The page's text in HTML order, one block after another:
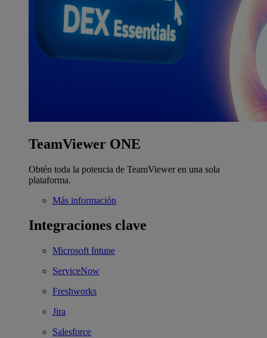
TeamViewer ONE
Obtén toda la potencia de TeamViewer en una sola
plataforma.
Más información
Integraciones clave
Microsoft Intune
ServiceNow
Freshworks
Jira
Salesforce